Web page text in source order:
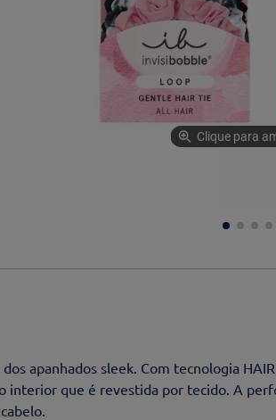
Clique para
apanhados sleek. Com tecnologia
interior que é revestida por tecido. A